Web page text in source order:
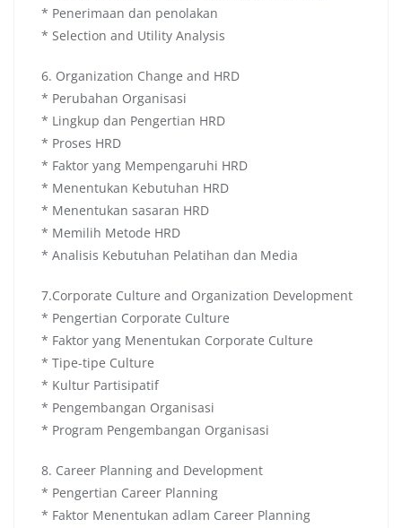
* Penerimaan dan penolakan
* Selection and Utility Analysis
6. Organization Change and HRD
* Perubahan Organisasi
* Lingkup dan Pengertian HRD
* Proses HRD
* Faktor yang Mempengaruhi HRD
* Menentukan Kebutuhan HRD
* Menentukan sasaran HRD
* Memilih Metode HRD
* Analisis Kebutuhan Pelatihan dan Media
7.Corporate Culture and Organization Development
* Pengertian Corporate Culture
* Faktor yang Menentukan Corporate Culture
* Tipe-tipe Culture
* Kultur Partisipatif
* Pengembangan Organisasi
* Program Pengembangan Organisasi
8. Career Planning and Development
* Pengertian Career Planning
* Faktor Menentukan adlam Career Planning